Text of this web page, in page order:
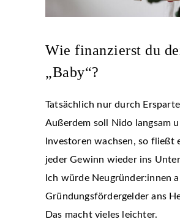
Wie finanzierst du
„Baby“?
Tatsächlich nur durch
Außerdem soll Nido langsam
Investoren wachsen, so fließt
jeder Gewinn wieder ins
Ich würde Neugründer:innen
Gründungsfördergelder ans
Das macht vieles leichter.